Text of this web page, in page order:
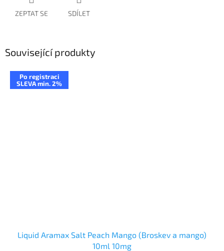
ZEPTAT SE SDÍLET
Související produkty
Po registraci
SLEVA min. 2%
Liquid Aramax Salt Peach Mango (Broskev a mango)
10ml 10mg